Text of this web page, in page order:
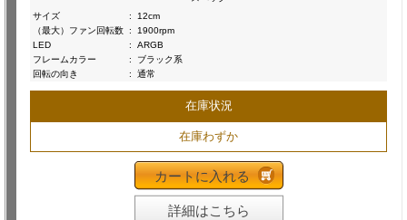
サイズ
:
12cm
（最大）ファン回転数 :
1900rpm
LED
:
ARGB
フレームカラー
:
ブラック系
回転の向き
: 通常
在庫状況
在庫わずか
カートに入れる
詳細はこちら